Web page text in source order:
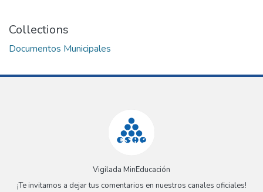
Collections
Documentos Municipales
Vigilada MinEducación
¡Te invitamos a dejar tus comentarios en nuestros canales oficiales!